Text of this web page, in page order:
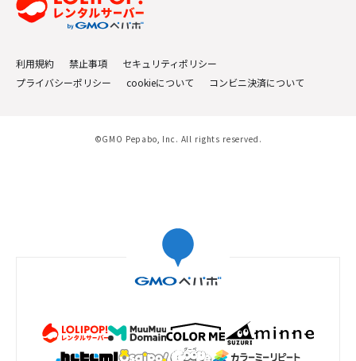
利用規約 禁止事項
セキュリティポリシー
プライバシーポリシー
cookieについて コンビニ決済について
©GMO Pepabo, Inc. All rights reserved.